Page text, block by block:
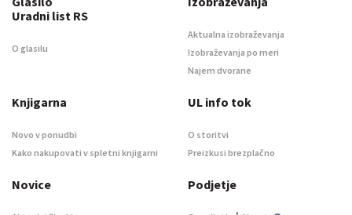
Uradni list RS
O glasilu
Aktualna izobraževanja
Izobraževanja po meri
Najem dvorane
Knjigarna
Novo v ponudbi
Kako nakupovati v spletni knjigarni
UL info tok
O storitvi
Preizkusi brezplačno
Novice Podjetje